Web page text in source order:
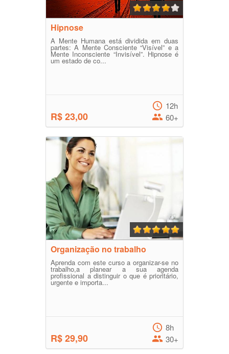
Hipnose
A Mente Humana está dividida em duas
partes: A Mente Consciente “Visível” e a
Mente Inconsciente “Invisível”. Hipnose é
um estado de co...
R$ 23,00
12h
60+
Organização no trabalho
Aprenda com este curso a organizar-se no
trabalho,a planear a sua agenda
profissional a distinguir o que é prioritário,
urgente e importa...
R$ 29,90
8h
30+